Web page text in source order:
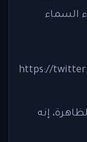
السماء
[embed]https://
إنه